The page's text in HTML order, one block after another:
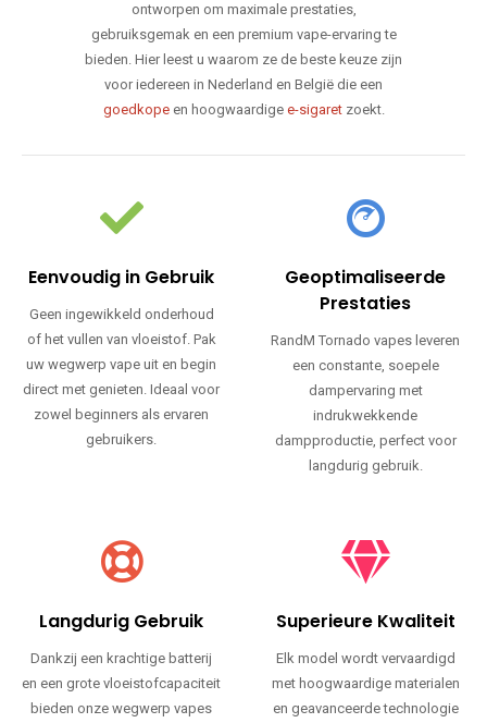
ontworpen om maximale prestaties,
gebruiksgemak en een premium vape-ervaring te
bieden. Hier leest u waarom ze de beste keuze zijn
voor iedereen in Nederland en België die een
goedkopeen hoogwaardige e-sigaretzoekt.
Eenvoudig in Gebruik
Geen ingewikkeld onderhoud
of het vullen van vloeistof. Pak
uw wegwerp vape uit en begin
direct met genieten. Ideaal voor
zowel beginners als ervaren
gebruikers.
Geoptimaliseerde
Prestaties
RandM Tornado vapes leveren
een constante, soepele
dampervaring met
indrukwekkende
dampproductie, perfect voor
langdurig gebruik.
Langdurig Gebruik
Dankzij een krachtige batterij
en een grote vloeistofcapaciteit
bieden onze wegwerp vapes
Superieure Kwaliteit
Elk model wordt vervaardigd
met hoogwaardige materialen
en geavanceerde technologie